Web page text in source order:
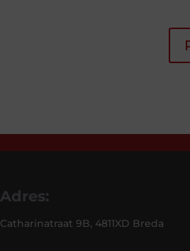
Adres:
Catharinatraat 9B, 4811XD Breda